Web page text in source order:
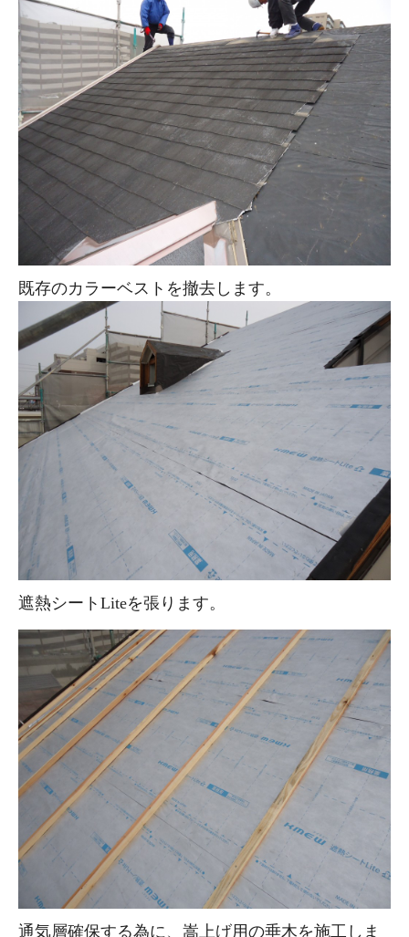
既存のカラーベストを撤去します。
遮熱シートLiteを張ります。
通気層確保する為に、嵩上げ用の垂木を施工しま